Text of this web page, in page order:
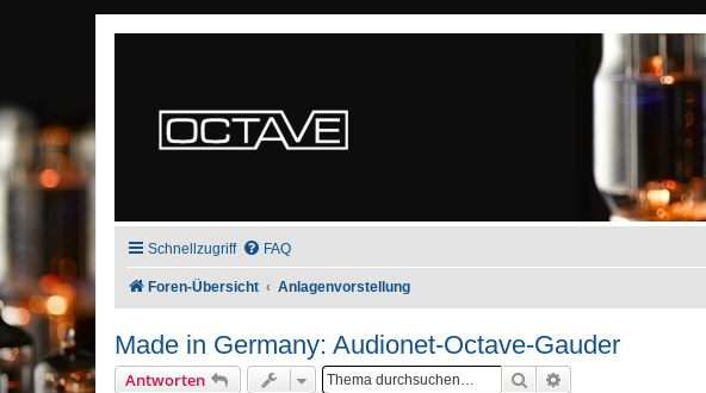
Schnellzugriff FAQ
Foren-Übersicht Anlagenvorstellung
Made in Germany: Audionet-Octave-Gauder
Antworten Suche